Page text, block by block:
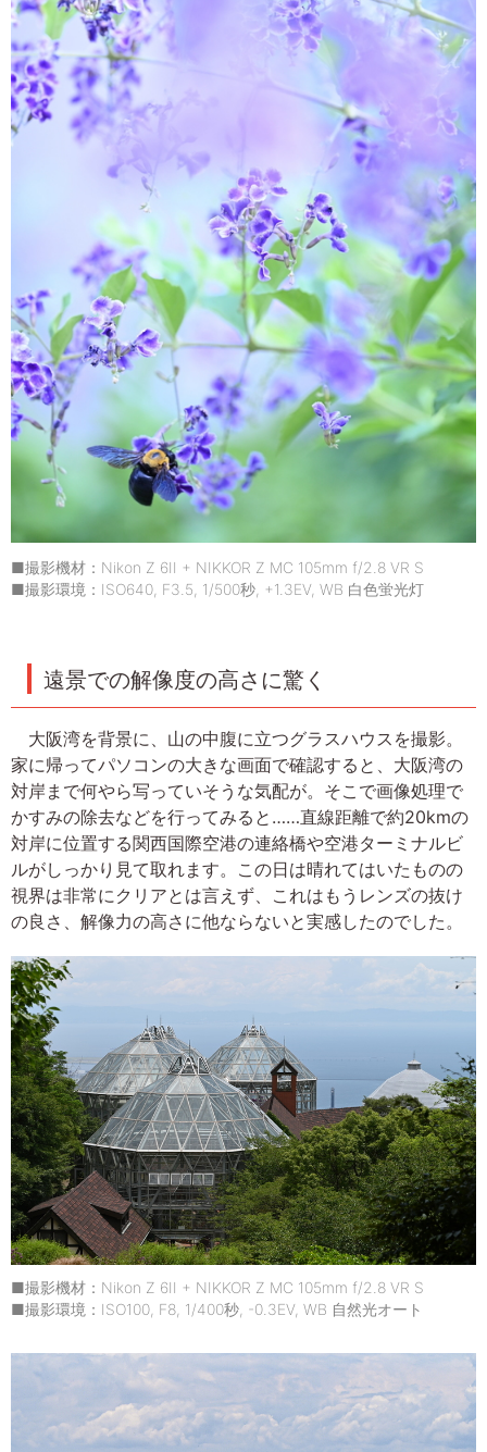
■撮影機材：Nikon Z 6II + NIKKOR Z MC 105mm f/2.8 VR S
■撮影環境：ISO640, F3.5, 1/500秒, +1.3EV, WB 白色蛍光灯
遠景での解像度の高さに驚く
大阪湾を背景に、山の中腹に立つグラスハウスを撮影。
家に帰ってパソコンの大きな画面で確認すると、大阪湾の
対岸まで何やら写っていそうな気配が。そこで画像処理で
かすみの除去などを行ってみると……直線距離で約20kmの
対岸に位置する関西国際空港の連絡橋や空港ターミナルビ
ルがしっかり見て取れます。この日は晴れてはいたものの
視界は非常にクリアとは言えず、これはもうレンズの抜け
の良さ、解像力の高さに他ならないと実感したのでした。
■撮影機材：Nikon Z 6II + NIKKOR Z MC 105mm f/2.8 VR S
■撮影環境：ISO100, F8, 1/400秒, -0.3EV, WB 自然光オート